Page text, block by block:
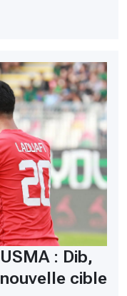
USMA : Dib,
nouvelle cible